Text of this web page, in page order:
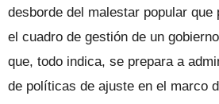
desborde del malestar popular que
el cuadro de gestión de un
que, todo indica, se prepara a
de políticas de ajuste en el marco